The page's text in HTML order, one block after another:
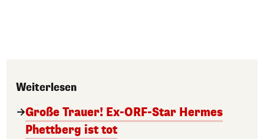
Weiterlesen
Große Trauer! Ex-ORF-Star Hermes
Phettberg ist tot